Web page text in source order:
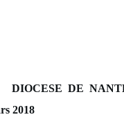
DIOCESE DE
2018